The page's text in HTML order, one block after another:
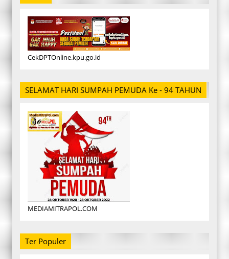
CekDPTOnline.kpu.go.id
SELAMAT HARI SUMPAH PEMUDA Ke - 94 TAHUN
MEDIAMITRAPOL.COM
Ter Populer